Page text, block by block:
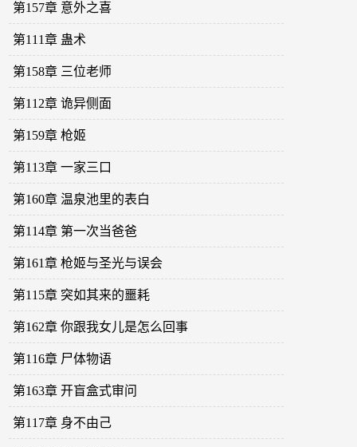
第157章 意外之喜
第111章 蛊术
第158章 三位老师
第112章 诡异侧面
第159章 枪姬
第113章 一家三口
第160章 温泉池里的表白
第114章 第一次当爸爸
第161章 枪姬与圣光与误会
第115章 突如其来的噩耗
第162章 你跟我女儿是怎么回事
第116章 尸体物语
第163章 开盲盒式审问
第117章 身不由己